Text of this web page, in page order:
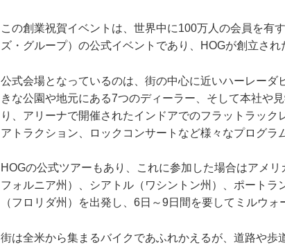
この創業祝賀イベントは、世界中に100万人の会員を有
ズ・グループ）の公式イベントであり、HOGが創立され
公式会場となっているのは、街の中心に近いハーレーダ
きな公園や地元にある7つのディーラー、そして本社や
り、アリーナで開催されたインドアでのフラットラッ
アトラクション、ロックコンサートなど様々なプログラ
HOGの公式ツアーもあり、これに参加した場合はアメ
フォルニア州）、シアトル（ワシントン州）、ポート
（フロリダ州）を出発し、6日～9日間を要してミルウォ
街は全米から集まるバイクであふれかえるが、道路や